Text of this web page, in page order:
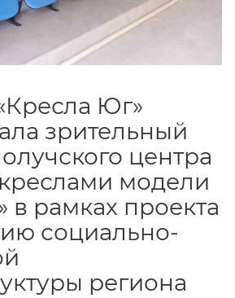
Юг»
зрительный
центра
модели
в рамках проекта
социально-
региона